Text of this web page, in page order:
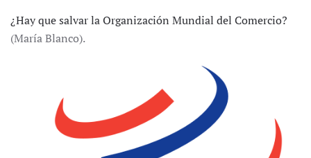
¿Hay que salvar la Organización Mundial del Comercio?
(María Blanco).